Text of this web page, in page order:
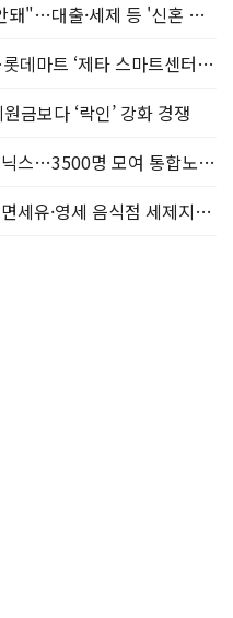
이 대통령 "결혼이 부담돼선 안돼"…대출·세제 등 '신혼 걸림돌' 제거
[르포] AI 로봇이 물류 ‘척척’…롯데마트 ‘제타 스마트센터’ 가보니
금보다 ‘락인’ 강화 경쟁
성과급 재협상에 뿔난 SK하이닉스…3500명 모여 통합노조 띄운다
농업법인 세제혜택 ‘상시화’…면세유·영세 음식점 세제지원도 연장